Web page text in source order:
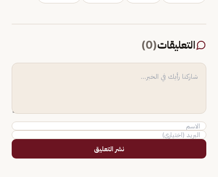
التعليقات(
0
)
نشر التعليق